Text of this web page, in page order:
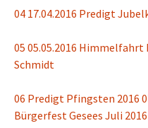
04 17.04.2016 Predigt
05 05.05.2016
Schmidt
06 Predigt Pfingsten 2016
Bürgerfest Gesees Juli 2016